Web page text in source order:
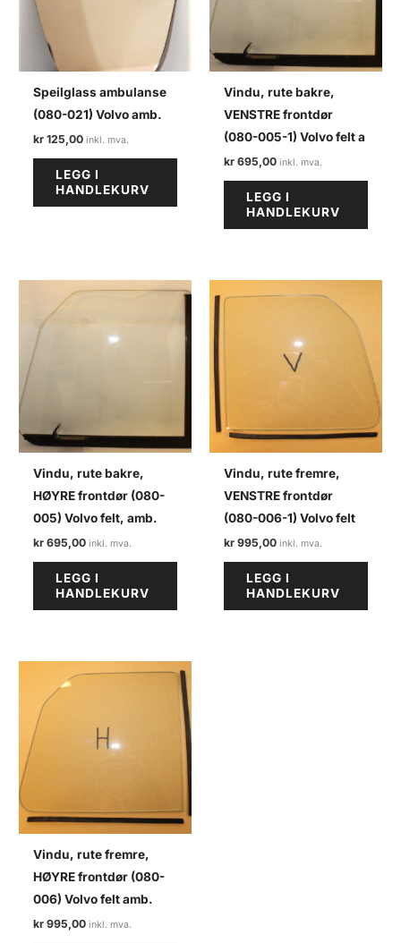
Speilglass ambulanse
(080-021) Volvo amb.
kr 125,00
LEGG I
HANDLEKURV
Vindu, rute bakre,
VENSTRE frontdør
(080-005-1) Volvo felt a
kr 695,00
LEGG I
HANDLEKURV
Vindu, rute bakre,
HØYRE frontdør (080-
005) Volvo felt, amb.
kr 695,00
LEGG I
HANDLEKURV
Vindu, rute fremre,
VENSTRE frontdør
(080-006-1) Volvo felt
kr 995,00
LEGG I
HANDLEKURV
Vindu, rute fremre,
HØYRE frontdør (080-
006) Volvo felt amb.
kr 995,00